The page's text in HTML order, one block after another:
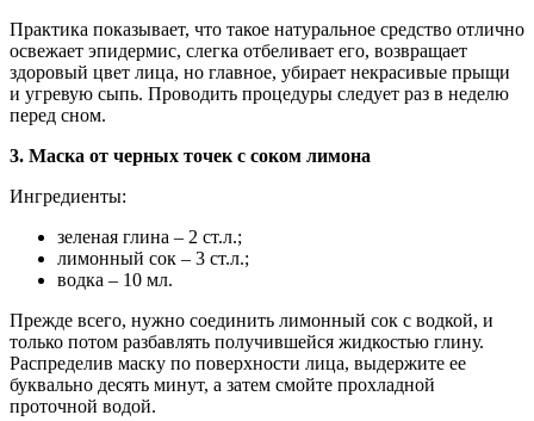
Практика показывает, что такое натуральное средство отлично
освежает эпидермис, слегка отбеливает его, возвращает
здоровый цвет лица, но главное, убирает некрасивые прыщи
и угревую сыпь. Проводить процедуры следует раз в неделю
перед сном.
3. Маска от черных точек с соком лимона
Ингредиенты:
зеленая глина – 2 ст.л.;
лимонный сок – 3 ст.л.;
водка – 10 мл.
Прежде всего, нужно соединить лимонный сок с водкой, и
только потом разбавлять получившейся жидкостью глину.
Распределив маску по поверхности лица, выдержите ее
буквально десять минут, а затем смойте прохладной
проточной водой.